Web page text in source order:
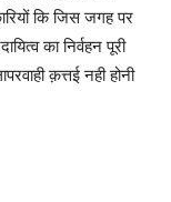
कि जिस जगह पर
का निर्वहन पूरी
क़त्तई नही होनी